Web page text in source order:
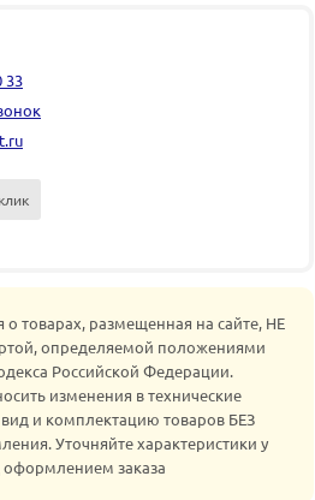
33
размещенная на сайте, НЕ
определяемой положениями
Российской Федерации.
изменения в технические
и комплектацию товаров БЕЗ
Уточняйте характеристики у
заказа